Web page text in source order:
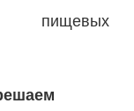
пищевых